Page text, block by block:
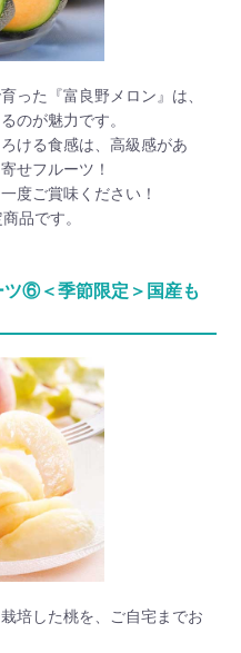
った『富良野メロン』は、
のが魅力です。
ける食感は、高級感があ
せフルーツ！
度ご賞味ください！
品です。
ツ⑥＜季節限定＞国産も
培した桃を、ご自宅までお